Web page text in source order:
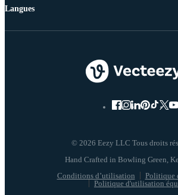
© 2026 Eezy LLC Tous droits
Conditions d’utilisation
Politique
Politique d'utilisation
Langues